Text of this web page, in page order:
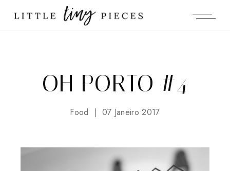
OH PORTO #4
Food 07 Janeiro 2017